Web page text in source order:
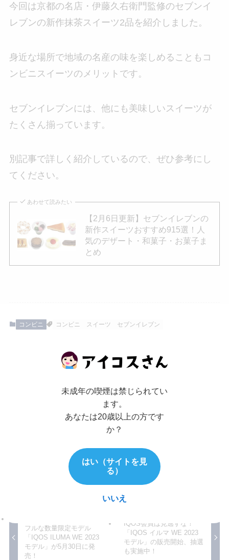
今回は京都の名店・伊藤久右衛門監修のセブンイ
レブンの新作抹茶スイーツ2品を紹介しました。
身近な場所で地域の名産の味を楽しめることもコ
ンビニスイーツのメリットです。
セブンイレブンには、他にも美味しいスイーツが
たくさん揃っています。
別記事で詳しく紹介しているので、ぜひ参考にし
てください。
あわせて読みたい
【2月6日更新】セブンイレブンの
新作スイーツおすすめ915選！人
気のデザート・和菓子・お菓子ま
とめ
コンビニ コンビニ スイーツ セブンイレブン
いいね または フォローしてね！
よかったらシェアしてね！
フルな数量限定モデル
「IQOS ILUMA WE 2023
モデル」が5月30日に発
売！
IQOS会員は見逃すな！
「IQOS イルマ WE 2023
モデル」の販売開始、抽選
も実施中！
未成年の喫煙は禁じられてい
ます。
あなたは20歳以上の方です
か？
はい（サイトを見
る）
いいえ